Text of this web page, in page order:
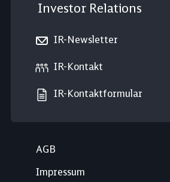
Investor Relations
IR-Newsletter
IR-Kontakt
IR-Kontaktformular
AGB
Impressum